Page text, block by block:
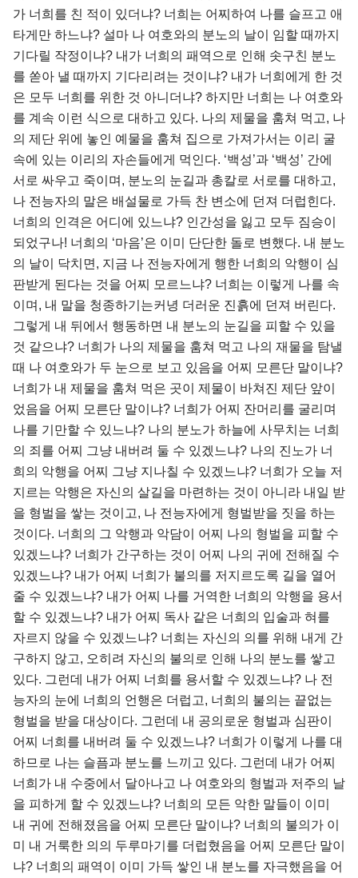
가 너희를 친 적이 있더냐? 너희는 어찌하여 나를 슬프고 애
타게만 하느냐? 설마 나 여호와의 분노의 날이 임할 때까지
기다릴 작정이냐? 내가 너희의 패역으로 인해 솟구친 분노
를 쏟아 낼 때까지 기다리려는 것이냐? 내가 너희에게 한 것
은 모두 너희를 위한 것 아니더냐? 하지만 너희는 나 여호와
를 계속 이런 식으로 대하고 있다. 나의 제물을 훔쳐 먹고, 나
의 제단 위에 놓인 예물을 훔쳐 집으로 가져가서는 이리 굴
속에 있는 이리의 자손들에게 먹인다. ‘백성’과 ‘백성’ 간에
서로 싸우고 죽이며, 분노의 눈길과 총칼로 서로를 대하고,
나 전능자의 말은 배설물로 가득 찬 변소에 던져 더럽힌다.
너희의 인격은 어디에 있느냐? 인간성을 잃고 모두 짐승이
되었구나! 너희의 ‘마음’은 이미 단단한 돌로 변했다. 내 분노
의 날이 닥치면, 지금 나 전능자에게 행한 너희의 악행이 심
판받게 된다는 것을 어찌 모르느냐? 너희는 이렇게 나를 속
이며, 내 말을 청종하기는커녕 더러운 진흙에 던져 버린다.
그렇게 내 뒤에서 행동하면 내 분노의 눈길을 피할 수 있을
것 같으냐? 너희가 나의 제물을 훔쳐 먹고 나의 재물을 탐낼
때 나 여호와가 두 눈으로 보고 있음을 어찌 모른단 말이냐?
너희가 내 제물을 훔쳐 먹은 곳이 제물이 바쳐진 제단 앞이
었음을 어찌 모른단 말이냐? 너희가 어찌 잔머리를 굴리며
나를 기만할 수 있느냐? 나의 분노가 하늘에 사무치는 너희
의 죄를 어찌 그냥 내버려 둘 수 있겠느냐? 나의 진노가 너
희의 악행을 어찌 그냥 지나칠 수 있겠느냐? 너희가 오늘 저
지르는 악행은 자신의 살길을 마련하는 것이 아니라 내일 받
을 형벌을 쌓는 것이고, 나 전능자에게 형벌받을 짓을 하는
것이다. 너희의 그 악행과 악담이 어찌 나의 형벌을 피할 수
있겠느냐? 너희가 간구하는 것이 어찌 나의 귀에 전해질 수
있겠느냐? 내가 어찌 너희가 불의를 저지르도록 길을 열어
줄 수 있겠느냐? 내가 어찌 나를 거역한 너희의 악행을 용서
할 수 있겠느냐? 내가 어찌 독사 같은 너희의 입술과 혀를
자르지 않을 수 있겠느냐? 너희는 자신의 의를 위해 내게 간
구하지 않고, 오히려 자신의 불의로 인해 나의 분노를 쌓고
있다. 그런데 내가 어찌 너희를 용서할 수 있겠느냐? 나 전
능자의 눈에 너희의 언행은 더럽고, 너희의 불의는 끝없는
형벌을 받을 대상이다. 그런데 내 공의로운 형벌과 심판이
어찌 너희를 내버려 둘 수 있겠느냐? 너희가 이렇게 나를 대
하므로 나는 슬픔과 분노를 느끼고 있다. 그런데 내가 어찌
너희가 내 수중에서 달아나고 나 여호와의 형벌과 저주의 날
을 피하게 할 수 있겠느냐? 너희의 모든 악한 말들이 이미
내 귀에 전해졌음을 어찌 모른단 말이냐? 너희의 불의가 이
미 내 거룩한 의의 두루마기를 더럽혔음을 어찌 모른단 말이
냐? 너희의 패역이 이미 가득 쌓인 내 분노를 자극했음을 어